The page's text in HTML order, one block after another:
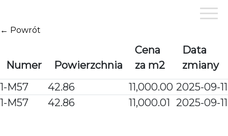
treści
← Powrót
Numer Powierzchnia
Cena
za m2
Data
zmiany
1-M57
42.86 11,000.00 2025-09-11
1-M57
42.86 11,000.01 2025-09-11